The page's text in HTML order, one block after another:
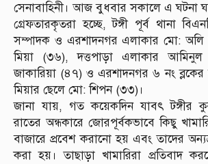
সেনাবাহিনী। আজ বুধবার সকালে এ ঘটনা
গ্রেফতারকৃতরা হচ্ছে, টঙ্গী পূর্ব থানা
সম্পাদক ও এরশাদনগর এলাকার মো: অলি
মিয়া (৩৬), দত্তপাড়া এলাকার
জাকারিয়া (৪৭) ও এরশাদনগর ৬ নং
মিয়ার ছেলে মো: শিপন (৩৩)।
জানা যায়, গত কয়েকদিন যাবৎ টঙ্গীর
রাতের অন্ধকারে জোরপূর্বকভাবে কিছু
বাজারে প্রবেশ করানো হয় এবং তাদের
করা হয়। তাছাড়া খামারিরা প্রতিবাদ